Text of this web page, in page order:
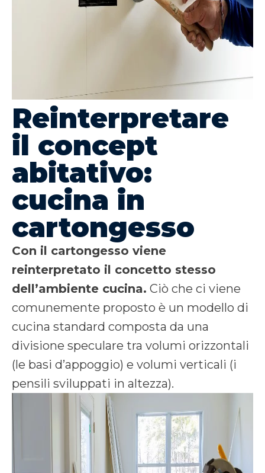
Reinterpretare
il concept
abitativo:
cucina in
cartongesso
Con il cartongesso viene
reinterpretato il concetto stesso
dell’ambiente cucina. Ciò che ci viene
comunemente proposto è un modello di
cucina standard composta da una
divisione speculare tra volumi orizzontali
(le basi d’appoggio) e volumi verticali (i
pensili sviluppati in altezza).